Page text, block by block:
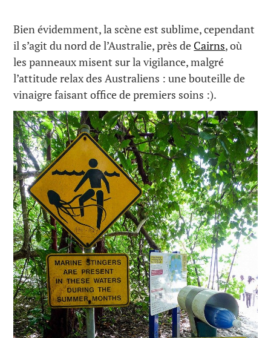
Bien évidemment, la scène est sublime, cependant
il s’agit du nord de l’Australie, près de Cairns, où
les panneaux misent sur la vigilance, malgré
l’attitude relax des Australiens : une bouteille de
vinaigre faisant office de premiers soins :).